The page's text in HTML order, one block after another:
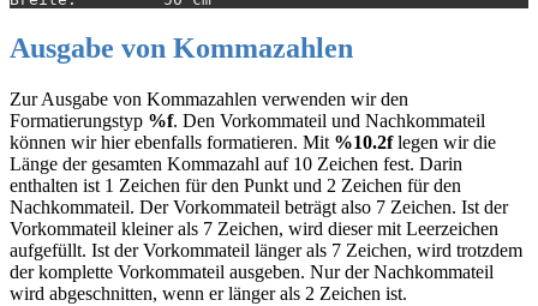
Ausgabe von Kommazahlen
Zur Ausgabe von Kommazahlen verwenden wir den
Formatierungstyp %f. Den Vorkommateil und Nachkommateil
können wir hier ebenfalls formatieren. Mit %10.2flegen wir die
Länge der gesamten Kommazahl auf 10 Zeichen fest. Darin
enthalten ist 1 Zeichen für den Punkt und 2 Zeichen für den
Nachkommateil. Der Vorkommateil beträgt also 7 Zeichen. Ist der
Vorkommateil kleiner als 7 Zeichen, wird dieser mit Leerzeichen
aufgefüllt. Ist der Vorkommateil länger als 7 Zeichen, wird trotzdem
der komplette Vorkommateil ausgeben. Nur der Nachkommateil
wird abgeschnitten, wenn er länger als 2 Zeichen ist.